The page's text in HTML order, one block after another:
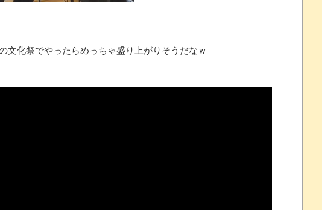
バレあり) 26/07/25
化祭でやったらめっちゃ盛り上がりそうだなｗ